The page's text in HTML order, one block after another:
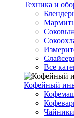
Техника и
Все
Кофейный
Чайники